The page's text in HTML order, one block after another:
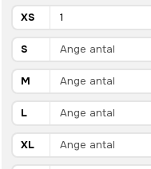
XS
S
M
L
XL